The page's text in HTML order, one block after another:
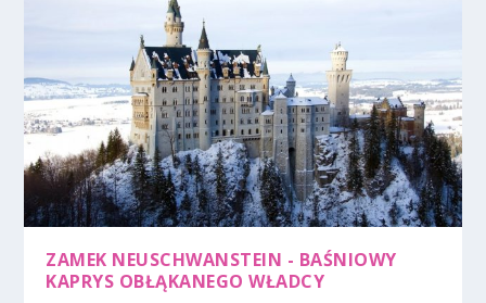
ZAMEK NEUSCHWANSTEIN - BAŚNIOWY
KAPRYS OBŁĄKANEGO WŁADCY